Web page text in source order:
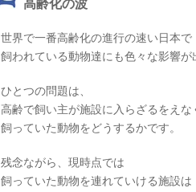
高齢化の波
世界で一番高齢化の進行の速い日本で
飼われている動物達にも色々な影響が
ひとつの問題は、
高齢で飼い主が施設に入らざるをえな
飼っていた動物をどうするかです。
残念ながら、現時点では
飼っていた動物を連れていける施設は